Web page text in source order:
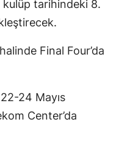
kulüp tarihindeki 8.
Final Four’da
24 Mayıs
Center’da